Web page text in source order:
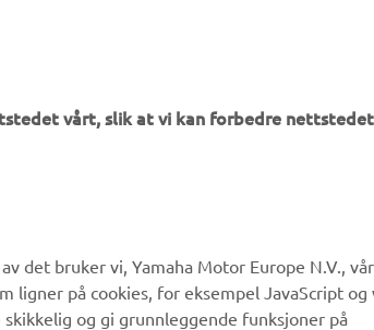
Reservedelskatalog
Finn en Yamaha-forhandler
vårt, slik at vi kan forbedre
det bruker vi, Yamaha Motor Europe N.V.,
ligner på cookies, for eksempel JavaScript og
og gi grunnleggende funksjoner på